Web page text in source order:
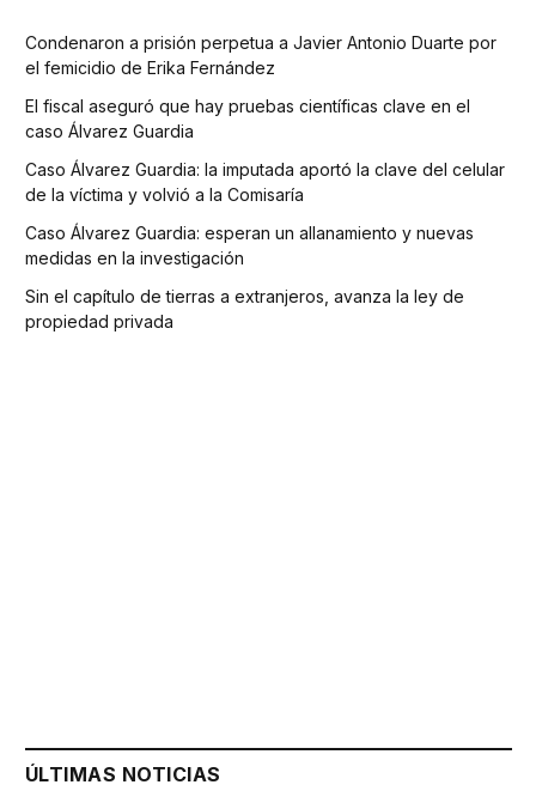
Condenaron a prisión perpetua a Javier Antonio Duarte por
el femicidio de Erika Fernández
El fiscal aseguró que hay pruebas científicas clave en el
caso Álvarez Guardia
Caso Álvarez Guardia: la imputada aportó la clave del celular
de la víctima y volvió a la Comisaría
Caso Álvarez Guardia: esperan un allanamiento y nuevas
medidas en la investigación
Sin el capítulo de tierras a extranjeros, avanza la ley de
propiedad privada
ÚLTIMAS NOTICIAS